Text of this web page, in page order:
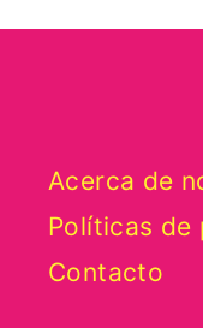
Acerca de
Políticas de
Contacto